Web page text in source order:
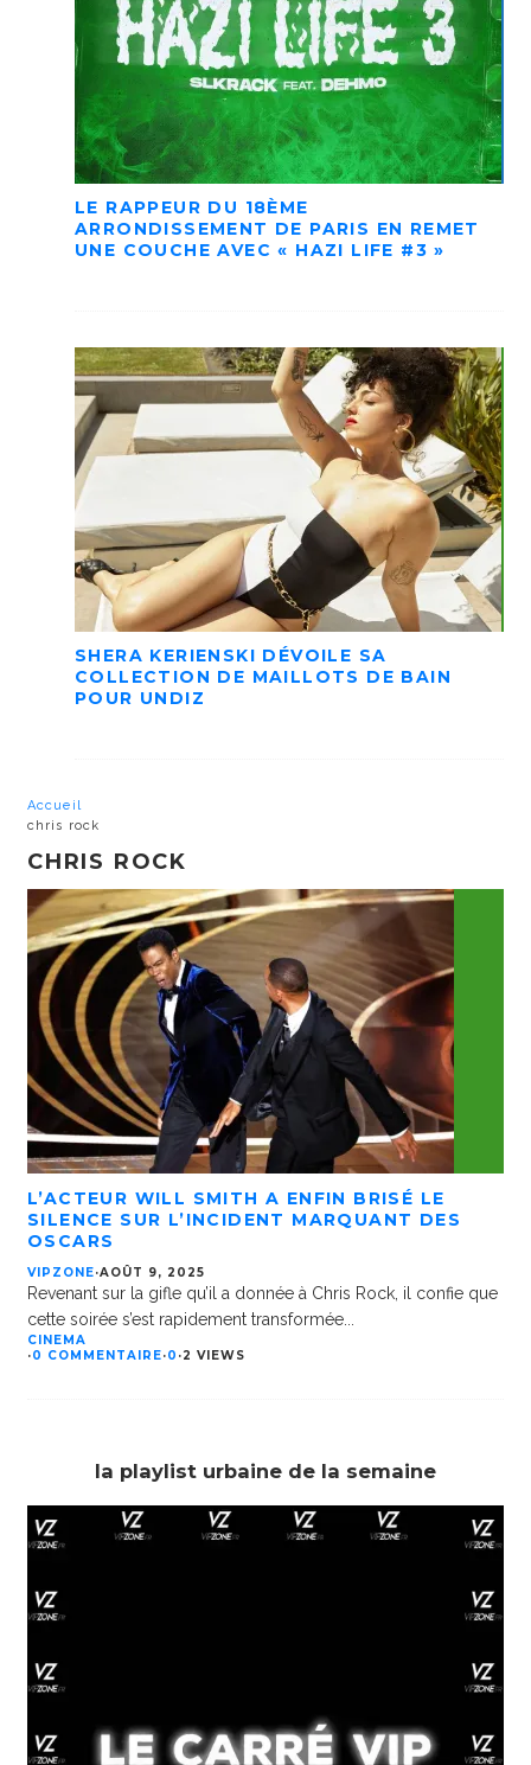
LE RAPPEUR DU 18ÈME
ARRONDISSEMENT DE PARIS EN REMET
UNE COUCHE AVEC « HAZI LIFE #3 »
SHERA KERIENSKI DÉVOILE SA
COLLECTION DE MAILLOTS DE BAIN
POUR UNDIZ
Accueil
chris rock
CHRIS ROCK
L’ACTEUR WILL SMITH A ENFIN BRISÉ LE
SILENCE SUR L’INCIDENT MARQUANT DES
OSCARS
VIPZONE·AOÛT 9, 2025
Revenant sur la gifle qu’il a donnée à Chris Rock, il confie que
cette soirée s’est rapidement transformée...
CINEMA
·0 COMMENTAIRE·0 ·2 VIEWS
la playlist urbaine de la semaine